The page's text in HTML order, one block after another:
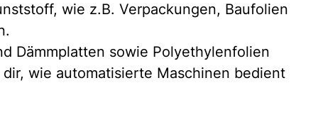
wie z.B. Verpackungen, Baufolien
Dämmplatten sowie Polyethylenfolien
wie automatisierte Maschinen bedient